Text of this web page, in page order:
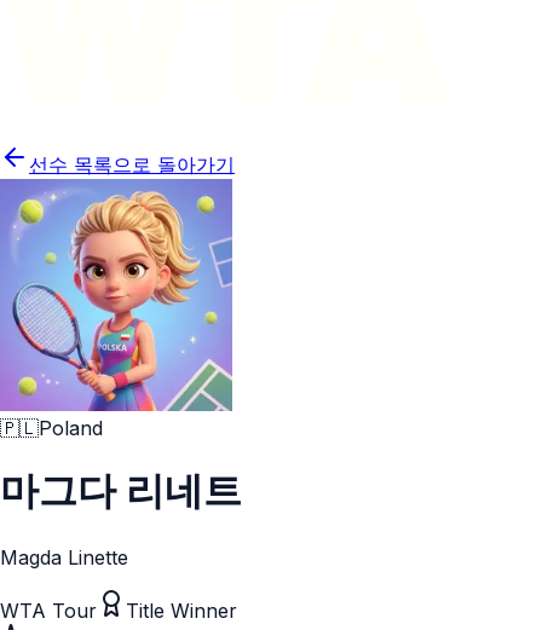
선수 목록으로 돌아가기
🇵🇱Poland
마그다 리네트
Magda Linette
WTA Tour
Title Winner